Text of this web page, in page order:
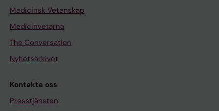
Medicinsk Vetenskap
Medicinvetarna
The Conversation
Nyhetsarkivet
Kontakta oss
Presstjänsten